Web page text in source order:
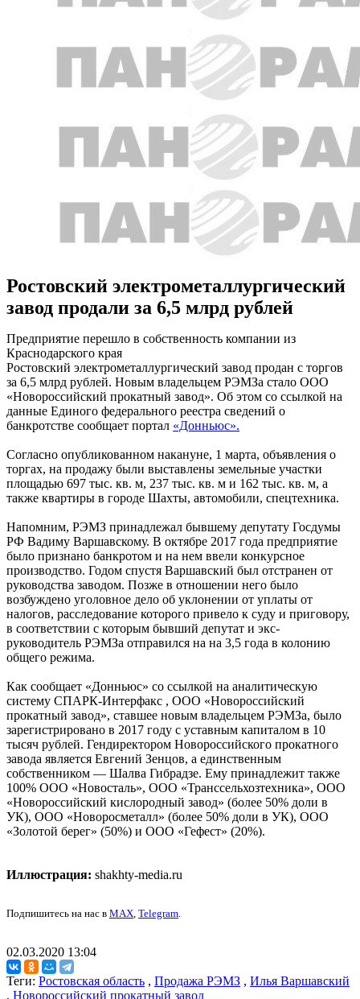
Ростовский электрометаллургический
завод продали за 6,5 млрд рублей
Предприятие перешло в собственность компании из
Краснодарского края
Ростовский электрометаллургический завод продан с торгов
за 6,5 млрд рублей. Новым владельцем РЭМЗа стало ООО
«Новороссийский прокатный завод». Об этом со ссылкой на
данные Единого федерального реестра сведений о
банкротстве сообщает портал «Донньюс».
Согласно опубликованном накануне, 1 марта, объявления о
торгах, на продажу были выставлены земельные участки
площадью 697 тыс. кв. м, 237 тыс. кв. м и 162 тыс. кв. м, а
также квартиры в городе Шахты, автомобили, спецтехника.
Напомним, РЭМЗ принадлежал бывшему депутату Госдумы
РФ Вадиму Варшавскому. В октябре 2017 года предприятие
было признано банкротом и на нем ввели конкурсное
производство. Годом спустя Варшавский был отстранен от
руководства заводом. Позже в отношении него было
возбуждено уголовное дело об уклонении от уплаты от
налогов, расследование которого привело к суду и приговору,
в соответствии с которым бывший депутат и экс-
руководитель РЭМЗа отправился на на 3,5 года в колонию
общего режима.
Как сообщает «Донньюс» со ссылкой на аналитическую
систему СПАРК-Интерфакс , ООО «Новороссийский
прокатный завод», ставшее новым владельцем РЭМЗа, было
зарегистрировано в 2017 году с уставным капиталом в 10
тысяч рублей. Гендиректором Новороссийского прокатного
завода является Евгений Зенцов, а единственным
собственником — Шалва Гибрадзе. Ему принадлежит также
100% ООО «Новосталь», ООО «Транссельхозтехника», ООО
«Новороссийский кислородный завод» (более 50% доли в
УК), ООО «Новоросметалл» (более 50% доли в УК), ООО
«Золотой берег» (50%) и ООО «Гефест» (20%).
Иллюстрация: shakhty-media.ru
Подпишитесь на нас в MAX, Telegram.
02.03.2020 13:04
Теги: Ростовская область , Продажа РЭМЗ , Илья Варшавский
, Новороссийский прокатный завод